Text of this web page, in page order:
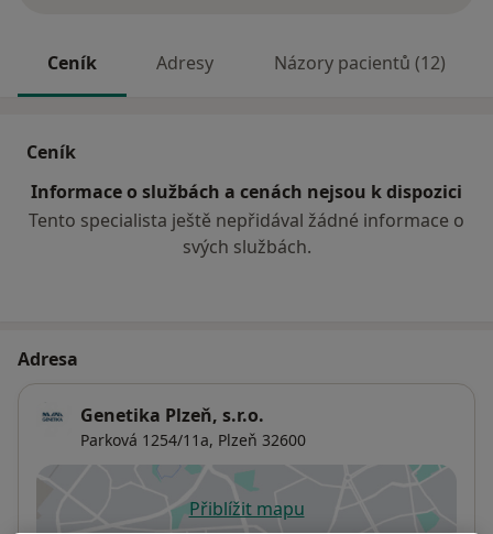
Ceník Adresy Názory pacientů (12)
Ceník
Informace o službách a cenách nejsou k dispozici
Tento specialista ještě nepřidával žádné informace o
svých službách.
Adresa
Genetika Plzeň, s.r.o.
Parková 1254/11a, Plzeň 32600
Přiblížit mapuse otevře v nové záložce